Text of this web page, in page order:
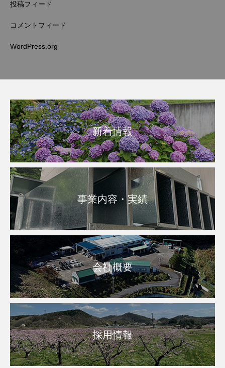
投稿フィード
コメントフィード
WordPress.org
新着情報
事業内容・実績
会社概要
採用情報